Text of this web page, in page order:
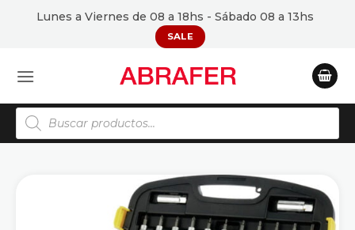
Lunes a Viernes de 08 a 18hs - Sábado 08 a 13hs
SALE
Búsqueda
de
productos